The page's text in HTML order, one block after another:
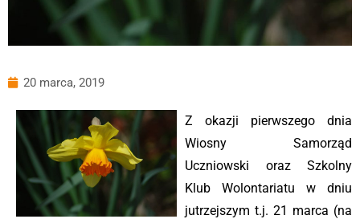
20 marca, 2019
Z okazji pierwszego dnia
Wiosny Samorząd
Uczniowski oraz Szkolny
Klub Wolontariatu w dniu
jutrzejszym t.j. 21 marca (na